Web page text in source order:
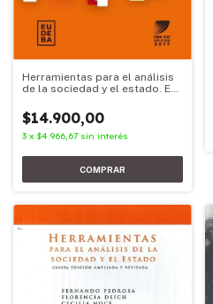
Herramientas para el análisis
de la sociedad y el estado. Ed.
$14.900,00
3 x $4.966,67 sin interés